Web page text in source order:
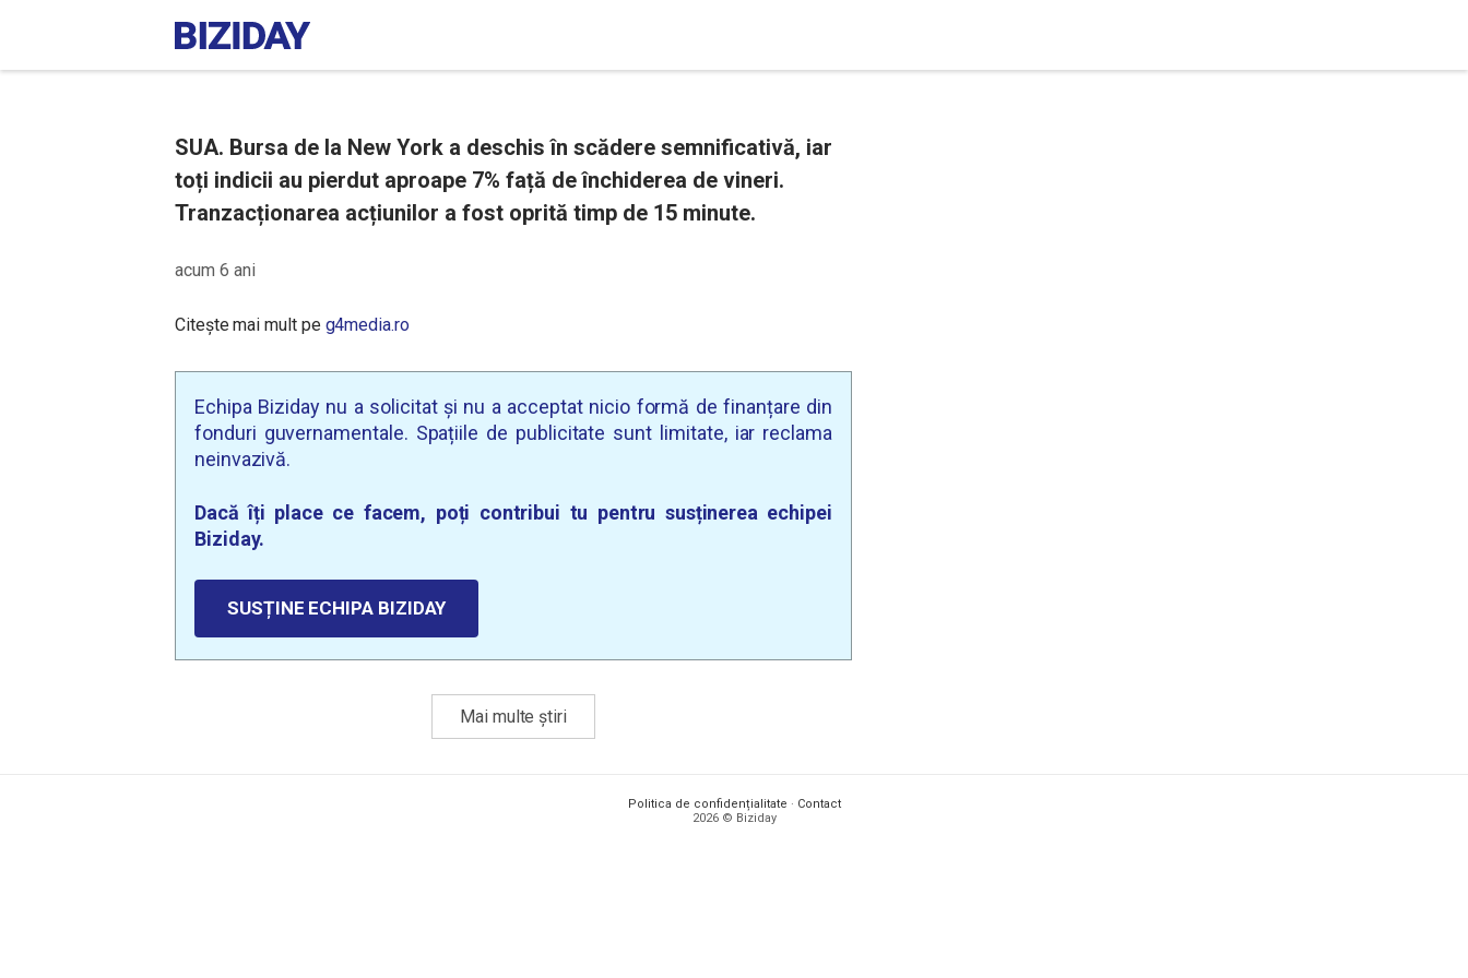
SUA. Bursa de la New York a deschis în scădere semnificativă, iar
toți indicii au pierdut aproape 7% față de închiderea de vineri.
Tranzacționarea acțiunilor a fost oprită timp de 15 minute.
acum 6 ani
Citește mai mult pe g4media.ro
Echipa Biziday nu a solicitat și nu a acceptat nicio formă de finanțare din
fonduri guvernamentale. Spațiile de publicitate sunt limitate, iar reclama
neinvazivă.
Dacă îți place ce facem, poți contribui tu pentru susținerea echipei
Biziday.
SUSȚINE ECHIPA BIZIDAY
Mai multe știri
Politica de confidențialitate · Contact
2026 © Biziday